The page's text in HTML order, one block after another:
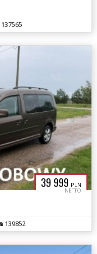
137565
39 999 PLN
NETTO
139852